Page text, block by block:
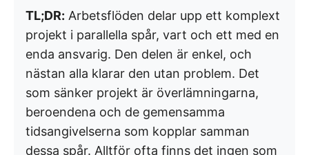
TL;DR: Arbetsflöden delar upp ett komplext
projekt i parallella spår, vart och ett med en
enda ansvarig. Den delen är enkel, och
nästan alla klarar den utan problem. Det
som sänker projekt är överlämningarna,
beroendena och de gemensamma
tidsangivelserna som kopplar samman
dessa spår. Alltför ofta finns det ingen som